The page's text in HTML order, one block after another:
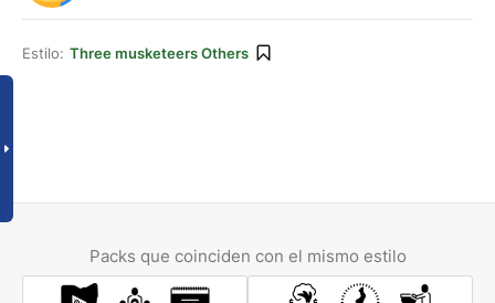
Estilo: Three musketeers Others
Packs que coinciden con el mismo estilo